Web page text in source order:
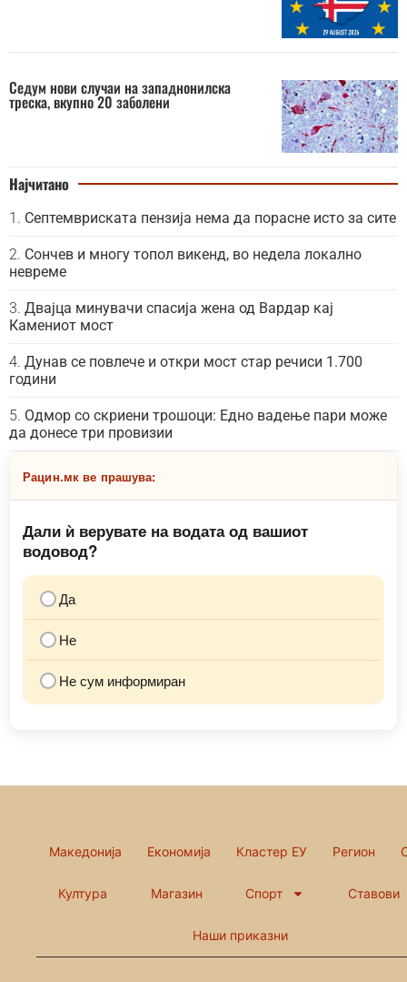
Седум нови случаи на западнонилска
треска, вкупно 20 заболени
Најчитано
Септемвриската пензија нема да порасне исто за сите
Сончев и многу топол викенд, во недела локално
невреме
Двајца минувачи спасија жена од Вардар кај
Камениот мост
Дунав се повлече и откри мост стар речиси 1.700
години
Одмор со скриени трошоци: Едно вадење пари може
да донесе три провизии
Рацин.мк ве прашува:
Дали ѝ верувате на водата од вашиот
водовод?
Да
Не
Не сум информиран
Македонија Економија Кластер ЕУ Регион
Култура Магазин Спорт Ставови
Наши приказни